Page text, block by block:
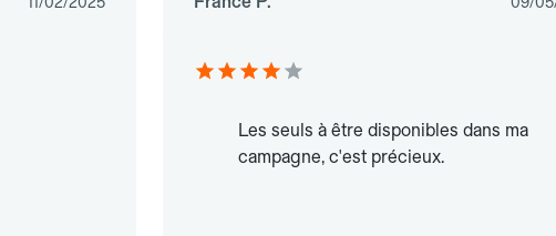
Les seuls à être disponibles dans ma
campagne, c'est précieux.